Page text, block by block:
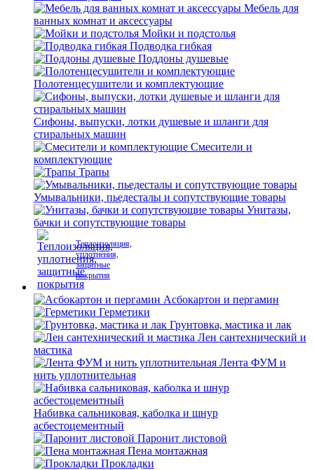
Мебель для
ванных комнат и аксессуары
Мойки и подстолья
Подводка гибкая
Поддоны душевые
Полотенцесушители и комплектующие
Сифоны, выпуски, лотки душевые и шланги для
стиральных машин
Смесители и
комплектующие
Трапы
Умывальники, пьедесталы и сопутствующие товары
Унитазы,
бачки и сопутствующие товары
Теплоизоляция,
уплотнения,
защитные
покрытия
Асбокартон и пергамин
Герметики
Грунтовка, мастика и лак
Лен сантехнический и
мастика
Лента ФУМ и
нить уплотнительная
Набивка сальниковая, каболка и шнур
асбестоцементный
Паронит листовой
Пена монтажная
Прокладки